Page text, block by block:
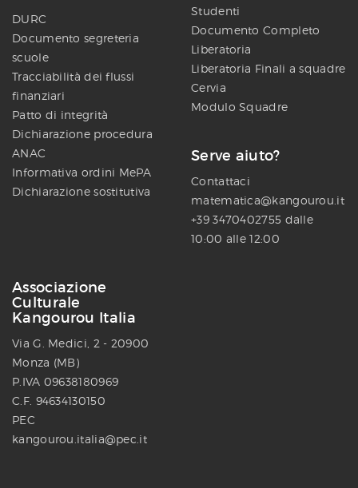
DURC
Documento segreteria
scuole
Tracciabilità dei flussi
finanziari
Patto di integrità
Dichiarazione procedura
ANAC
Informativa ordini MePA
Dichiarazione sostitutiva
Studenti
Documento Completo
Liberatoria
Liberatoria Finali a squadre
Cervia
Modulo Squadre
Serve aiuto?
Contattaci
matematica@kangourou.it
+39 3470402755 dalle
10:00 alle 12:00
Associazione
Culturale
Kangourou Italia
Via G. Medici, 2 - 20900
Monza (MB)
P.IVA 09638180969
C.F. 94634130150
PEC
kangourou.italia@pec.it